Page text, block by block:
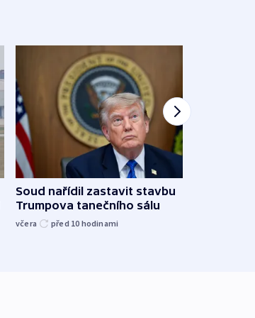
Soud nařídil zastavit stavbu
Trumpova tanečního sálu
včera před 10 hodinami